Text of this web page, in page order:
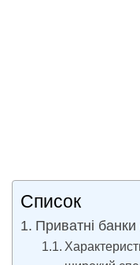
Список
Приватні